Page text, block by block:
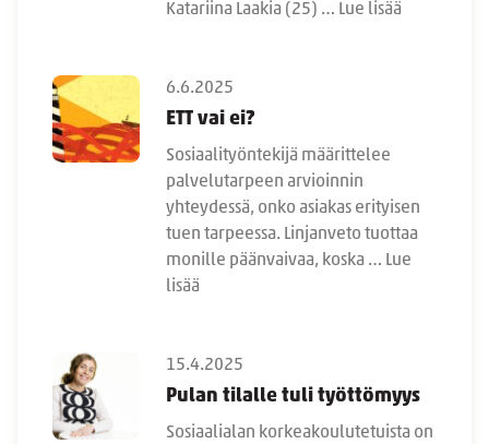
Katariina Laakia (25) … Lue lisää
6.6.2025
ETT vai ei?
Sosiaalityöntekijä määrittelee
palvelutarpeen arvioinnin
yhteydessä, onko asiakas erityisen
tuen tarpeessa. Linjanveto tuottaa
monille päänvaivaa, koska … Lue
lisää
15.4.2025
Pulan tilalle tuli työttömyys
Sosiaalialan korkeakoulutetuista on